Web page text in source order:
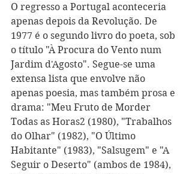
O regresso a Portugal aconteceria
apenas depois da Revolução. De
1977 é o segundo livro do poeta, sob
o título "À Procura do Vento num
Jardim d'Agosto". Segue-se uma
extensa lista que envolve não
apenas poesia, mas também prosa e
drama: "Meu Fruto de Morder
Todas as Horas2 (1980), "Trabalhos
do Olhar" (1982), "O Último
Habitante" (1983), "Salsugem" e "A
Seguir o Deserto" (ambos de 1984),